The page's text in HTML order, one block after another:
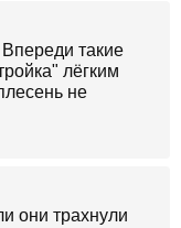
такие
лёгким
не
они трахнули